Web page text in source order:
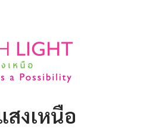
งเหนือ